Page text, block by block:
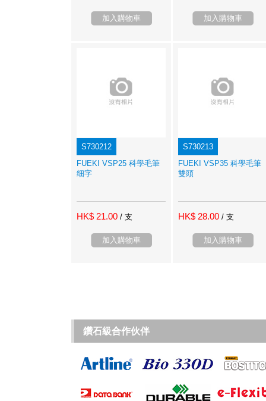
加入購物車 加入購物車
S730212
FUEKI VSP25 科學毛筆
细字
HK$ 21.00 / 支
加入購物車
S730213
FUEKI VSP35 科學毛筆
雙頭
HK$ 28.00 / 支
加入購物車
鑽石級合作伙伴